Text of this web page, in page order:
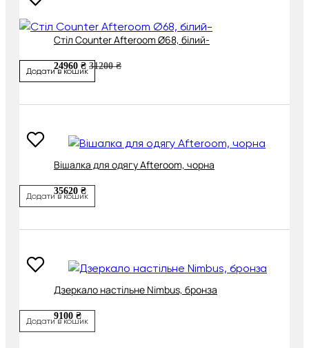
Cтіл Counter Afteroom Ø68, білий-
24960 ₴ 31200 ₴
Додати в кошик
Вішалка для одягу Afteroom, чорна
35620 ₴
Додати в кошик
Дзеркало настільне Nimbus, бронза
9100 ₴
Додати в кошик